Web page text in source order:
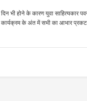
भी होने के कारण युवा साहित्यकार
कार्यक्रम के अंत में सभी का आभार